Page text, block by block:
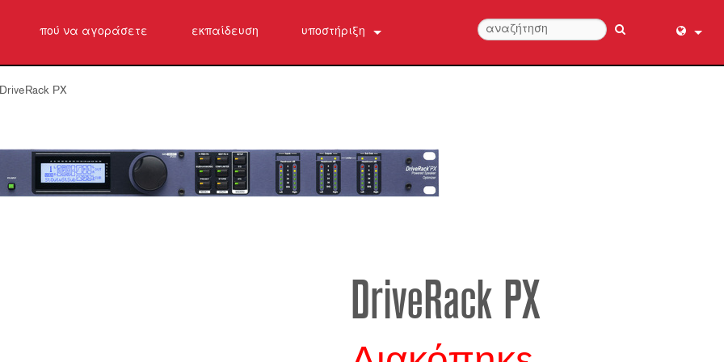
πού να αγοράσετε εκπαίδευση υποστήριξη
Λήψεις
Εγγύηση
εγγραφή προϊόντος
DriveRack PX
DriveRack PX